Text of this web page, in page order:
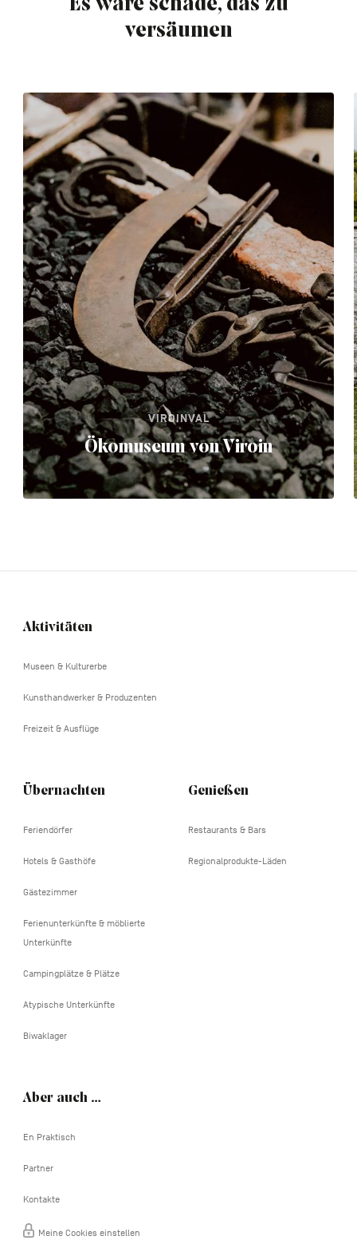
Es wäre schade, das zu
versäumen
VIROINVAL
Ökomuseum von Viroin
Navigation
Aktivitäten
Museen & Kulturerbe
Kunsthandwerker & Produzenten
Freizeit & Ausflüge
Übernachten
Feriendörfer
Hotels & Gasthöfe
Gästezimmer
Ferienunterkünfte & möblierte
Unterkünfte
Campingplätze & Plätze
Atypische Unterkünfte
Biwaklager
Genießen
Restaurants & Bars
Regionalprodukte-Läden
Aber auch …
En Praktisch
Partner
Kontakte
Meine Cookies einstellen